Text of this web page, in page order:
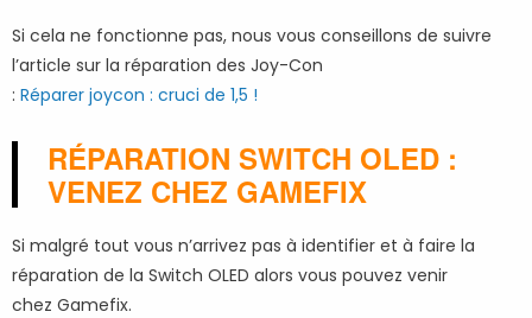
Si cela ne fonctionne pas, nous vous conseillons de suivre
l’article sur la réparation des Joy-Con
: Réparer joycon : cruci de 1,5 !
RÉPARATION SWITCH OLED :
VENEZ CHEZ GAMEFIX
Si malgré tout vous n’arrivez pas à identifier et à faire la
réparation de la Switch OLED alors vous pouvez venir
chez Gamefix.